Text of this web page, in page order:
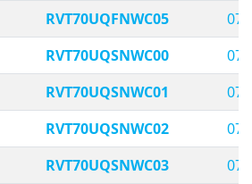
RVT70UQFNWC05
RVT70UQSNWC00
RVT70UQSNWC01
RVT70UQSNWC02
RVT70UQSNWC03